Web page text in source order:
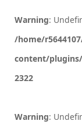
Warning:
/home/
content/
2322
Warning: